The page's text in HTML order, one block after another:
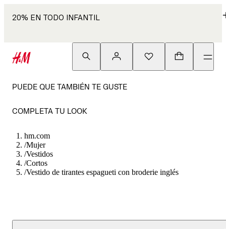
20% EN TODO INFANTIL
PUEDE QUE TAMBIÉN TE GUSTE
COMPLETA TU LOOK
hm.com
/Mujer
/Vestidos
/Cortos
/Vestido de tirantes espagueti con broderie inglés